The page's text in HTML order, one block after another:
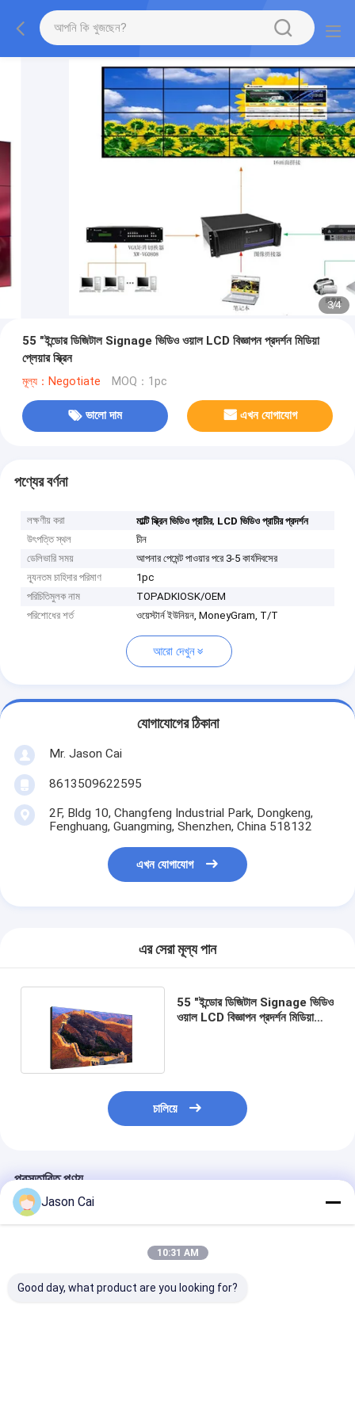
3/4
55 "ইন্ডোর ডিজিটাল Signage ভিডিও ওয়াল LCD বিজ্ঞাপন প্রদর্শন মিডিয়া
প্লেয়ার স্ক্রিন
মূল্য：Negotiate MOQ：1pc
ভালো দাম এখন যোগাযোগ
পণ্যের বর্ণনা
লক্ষণীয় করা মাল্টি স্ক্রিন ভিডিও প্রাচীর, LCD ভিডিও প্রাচীর প্রদর্শন
উৎপত্তি স্থল
চীন
ডেলিভারি সময়
আপনার পেমেন্ট পাওয়ার পরে 3-5 কার্যদিবসের
ন্যূনতম চাহিদার পরিমাণ
1pc
পরিচিতিমুলক নাম
TOPADKIOSK/OEM
পরিশোধের শর্ত
ওয়েস্টার্ন ইউনিয়ন, MoneyGram, T/T
আরো দেখুন
যোগাযোগের ঠিকানা
Mr. Jason Cai
8613509622595
2F, Bldg 10, Changfeng Industrial Park, Dongkeng,
Fenghuang, Guangming, Shenzhen, China 518132
এখন যোগাযোগ
এর সেরা মূল্য পান
55 "ইন্ডোর ডিজিটাল Signage ভিডিও
ওয়াল LCD বিজ্ঞাপন প্রদর্শন মিডিয়া
চালিয়ে
প্রস্তাবিত পণ্য
Jason Cai
10:31 AM
Good day, what product are you looking for?